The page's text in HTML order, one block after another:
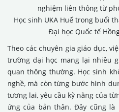
Học sinh UKA Huế trong buổi
Đại học Quốc tế
Theo các chuyên gia giáo dục,
trường đại học mang lại nhiều
quan thông thường. Học sinh
nghề, mà còn từng bước hình
tương lai, yêu cầu kỹ năng của
ứng của bản thân. Đây cũng